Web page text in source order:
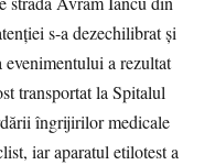
s-a dezechilibrat şi
evenimentului a rezultat
transportat la Spitalul
îngrijirilor medicale
iar aparatul etilotest a